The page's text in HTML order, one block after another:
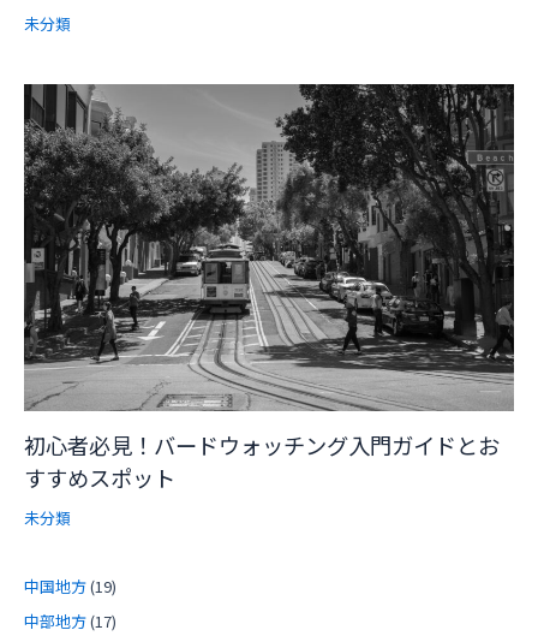
未分類
初心者必見！バードウォッチング入門ガイドとお
すすめスポット
未分類
中国地方(19)
中部地方(17)